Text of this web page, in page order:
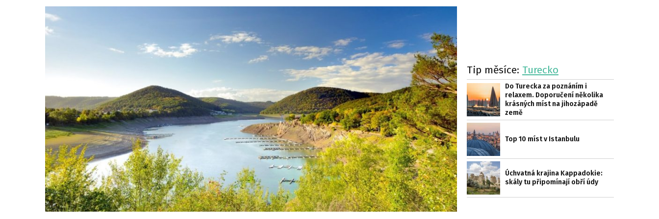
Tip měsíce: Turecko
Do Turecka za poznáním i
relaxem. Doporučení několika
krásných míst na jihozápadě
země
Top 10 míst v Istanbulu
Úchvatná krajina Kappadokie:
skály tu připomínají obří údy